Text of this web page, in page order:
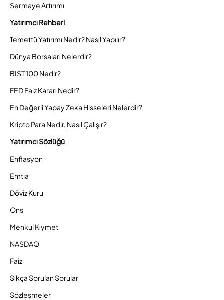
Sermaye Artırımı
Yatırımcı Rehberi
Temettü Yatırımı Nedir? Nasıl Yapılır?
Dünya Borsaları Nelerdir?
BIST 100 Nedir?
FED Faiz Kararı Nedir?
En Değerli Yapay Zeka Hisseleri Nelerdir?
Kripto Para Nedir, Nasıl Çalışır?
Yatırımcı Sözlüğü
Enflasyon
Emtia
Döviz Kuru
Ons
Menkul Kıymet
NASDAQ
Faiz
Sıkça Sorulan Sorular
Sözleşmeler